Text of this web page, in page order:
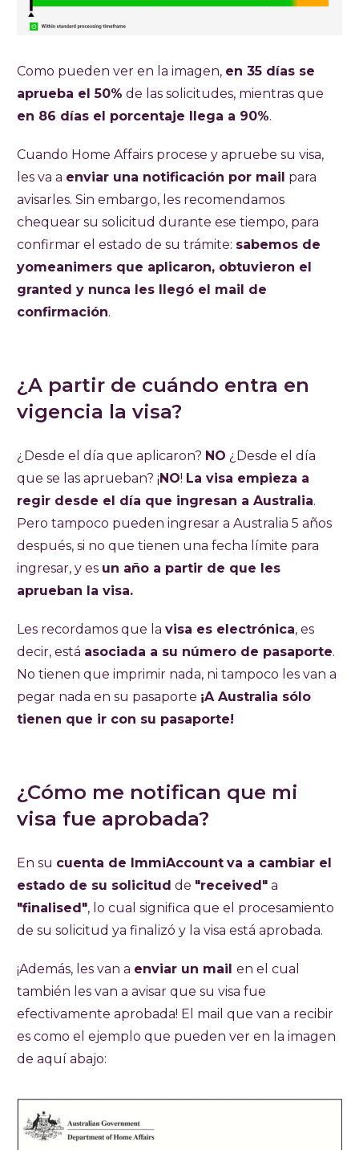
Como pueden ver en la imagen, en 35 días se
aprueba el 50% de las solicitudes, mientras que
en 86 días el porcentaje llega a 90%.
Cuando Home Affairs procese y apruebe su visa,
les va a enviar una notificación por mail para
avisarles. Sin embargo, les recomendamos
chequear su solicitud durante ese tiempo, para
confirmar el estado de su trámite: sabemos de
yomeanimers que aplicaron, obtuvieron el
granted y nunca les llegó el mail de
confirmación.
¿A partir de cuándo entra en
vigencia la visa?
¿Desde el día que aplicaron? NO ¿Desde el día
que se las aprueban? ¡ NO! La visa empieza a
regir desde el día que ingresan a Australia.
Pero tampoco pueden ingresar a Australia 5 años
después, si no que tienen una fecha límite para
ingresar, y es un año a partir de que les
aprueban la visa.
Les recordamos que la visa es electrónica, es
decir, está asociada a su número de pasaporte.
No tienen que imprimir nada, ni tampoco les van a
pegar nada en su pasaporte ¡A Australia sólo
tienen que ir con su pasaporte!
¿Cómo me notifican que mi
visa fue aprobada?
En su cuenta de ImmiAccount va a cambiar el
estado de su solicitud de "received" a
"finalised", lo cual significa que el procesamiento
de su solicitud ya finalizó y la visa está aprobada.
¡Además, les van a enviar un mail en el cual
también les van a avisar que su visa fue
efectivamente aprobada! El mail que van a recibir
es como el ejemplo que pueden ver en la imagen
de aquí abajo: